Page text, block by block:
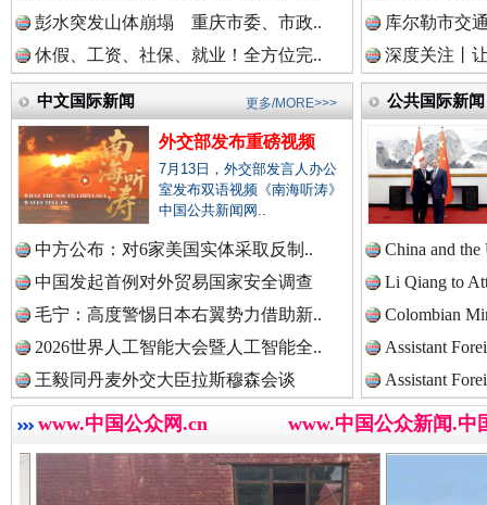
中国检察新闻网.
中国医药新闻网.
中国企业新闻网.
中国农业新闻网.
中国视频新闻网.
世界屋脊 天路回响
红船起航处 潮起向未来 广州首
彭水突发山体崩塌 重庆市委、市政..
休假、工资、社保、就业！全方位完..
库尔勒市交
深度关注丨
中文国际新闻
外交部发布重磅视频
7月13日，外交部发言人办公
室发布双语视频《南海听涛》
中国公共新闻网..
中方公布：对6家美国实体采取反制..
中国发起首例对外贸易国家安全调查
毛宁：高度警惕日本右翼势力借助新..
2026世界人工智能大会暨人工智能全..
王毅同丹麦外交大臣拉斯穆森会谈
更多/MORE>>> 公共国际新闻
China and
Li Qiang to
Colombian
Assistant
Assistant
www.中国公众网.cn www.中国公众新闻.中